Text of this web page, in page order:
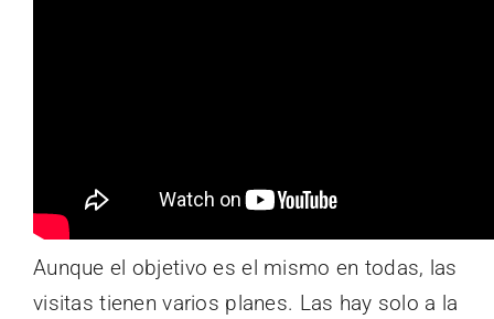
Aunque el objetivo es el mismo en todas, las
visitas tienen varios planes. Las hay solo a la